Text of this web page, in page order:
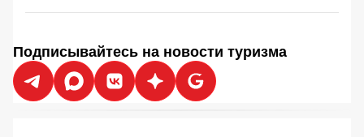
Подписывайтесь на новости туризма